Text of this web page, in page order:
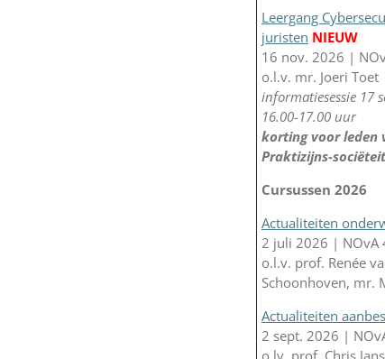
Leergang
juristen NIEUW
16 nov. 2026 |
o.l.v. mr. Joeri Toet
informatiesessie 17
16.00-17.00 uur
korting voor leden
Praktizijns-sociëteit
Cursussen 2026
Actualiteiten
2 juli 2026 | NOvA
o.l.v. prof. Renée
Schoonhoven, mr.
Actualiteiten
2 sept. 2026 |